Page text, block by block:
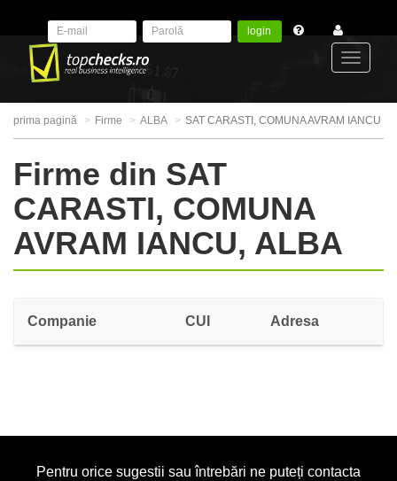
login
prima pagină Firme ALBA SAT CARASTI, COMUNA AVRAM IANCU
Firme din SAT
CARASTI, COMUNA
AVRAM IANCU, ALBA
Companie CUI Adresa
Pentru orice sugestii sau întrebări ne puteți contacta